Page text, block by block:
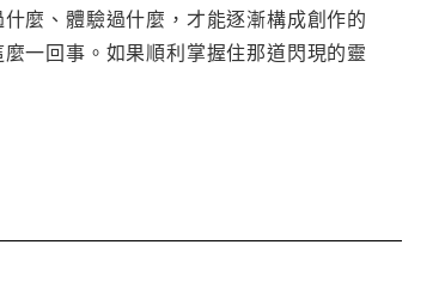
麼、體驗過什麼，才能逐漸構成創作的
一回事。如果順利掌握住那道閃現的靈